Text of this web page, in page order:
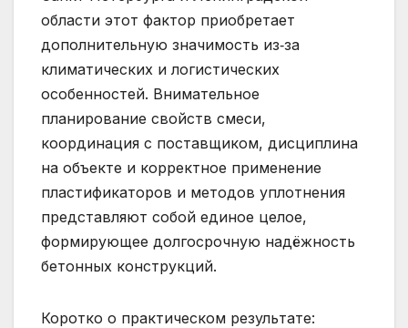
области этот фактор приобретает
дополнительную значимость из‑за
климатических и логистических
особенностей. Внимательное
планирование свойств смеси,
координация с поставщиком, дисциплина
на объекте и корректное применение
пластификаторов и методов уплотнения
представляют собой единое целое,
формирующее долгосрочную надёжность
бетонных конструкций.
Коротко о практическом результате: